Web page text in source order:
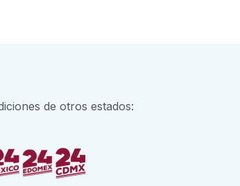
de otros estados: